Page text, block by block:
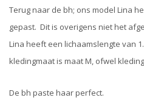
Terug naar de bh; ons model Lina
gepast. Dit is overigens niet het
Lina heeft een lichaamslengte van
kledingmaat is maat M, ofwel
De bh paste haar perfect.